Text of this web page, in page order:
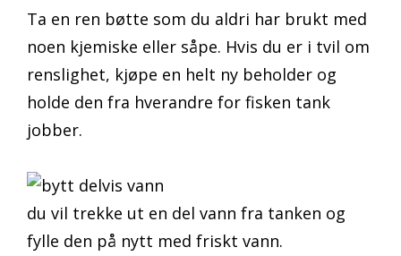
Ta en ren bøtte som du aldri har brukt med
noen kjemiske eller såpe. Hvis du er i tvil om
renslighet, kjøpe en helt ny beholder og
holde den fra hverandre for fisken tank
jobber.
du vil trekke ut en del vann fra tanken og
fylle den på nytt med friskt vann.